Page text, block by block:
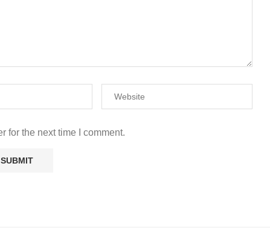
for the next time I comment.